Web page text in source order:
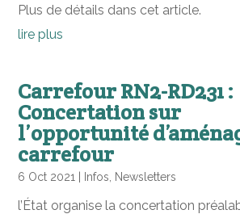
Plus de détails dans cet article.
lire plus
Carrefour RN2-RD231 :
Concertation sur
l’opportunité
carrefour
6 Oct 2021 Infos Newsletters
l’État organise la concertation